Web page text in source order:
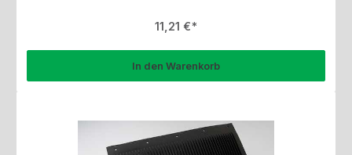
Regulärer Preis:
11,21 €
In den Warenkorb